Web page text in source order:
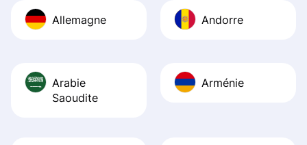
Allemagne Andorre
Arabie
Saoudite
Arménie